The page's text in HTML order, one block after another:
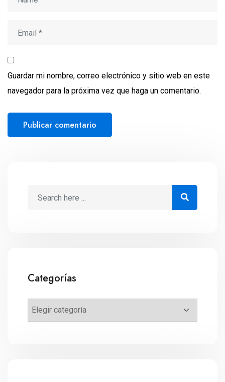
Guardar mi nombre, correo electrónico y sitio web en este
navegador para la próxima vez que haga un comentario.
Categorías